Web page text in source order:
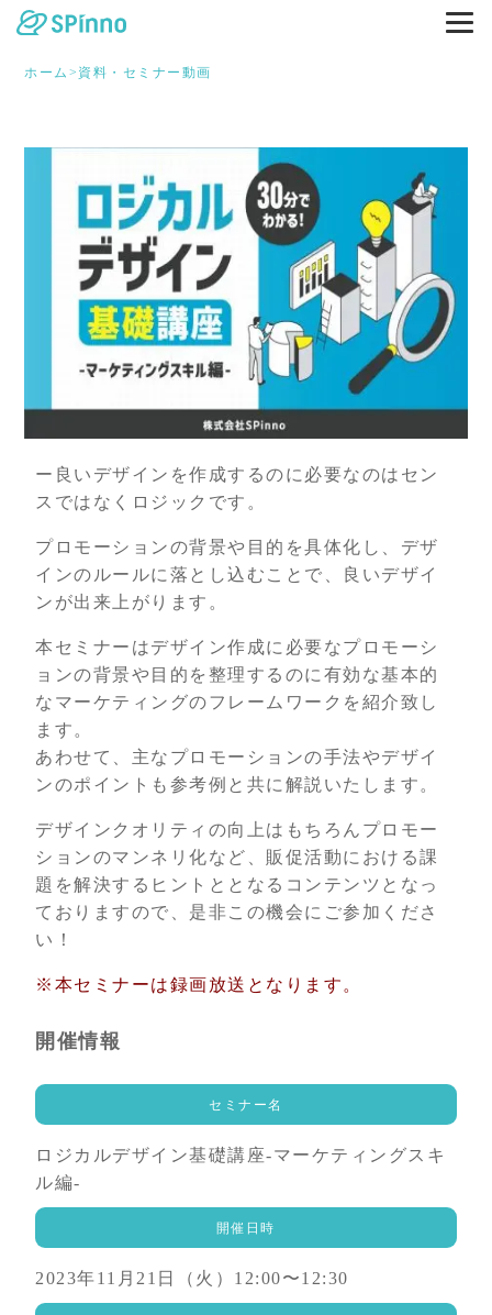
ホーム > 資料・セミナー動画
ー良いデザインを作成するのに必要なのはセン
スではなくロジックです。
プロモーションの背景や目的を具体化し、デザ
インのルールに落とし込むことで、良いデザイ
ンが出来上がります。
本セミナーはデザイン作成に必要なプロモーシ
ョンの背景や目的を整理するのに有効な基本的
なマーケティングのフレームワークを紹介致し
ます。
あわせて、主なプロモーションの手法やデザイ
ンのポイントも参考例と共に解説いたします。
デザインクオリティの向上はもちろんプロモー
ションのマンネリ化など、販促活動における課
題を解決するヒントととなるコンテンツとなっ
ておりますので、是非この機会にご参加くださ
い！
※本セミナーは録画放送となります。
開催情報
セミナー名
ロジカルデザイン基礎講座-マーケティングスキ
ル編-
開催日時
2023年11月21日（火）12:00〜12:30